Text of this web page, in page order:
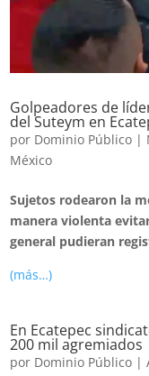
Golpeadores de
del Suteym en
por Dominio Público |
México
Sujetos rodearon la
manera violenta
general pudieran
(más…)
En Ecatepec
200 mil agremiados
por Dominio Público |